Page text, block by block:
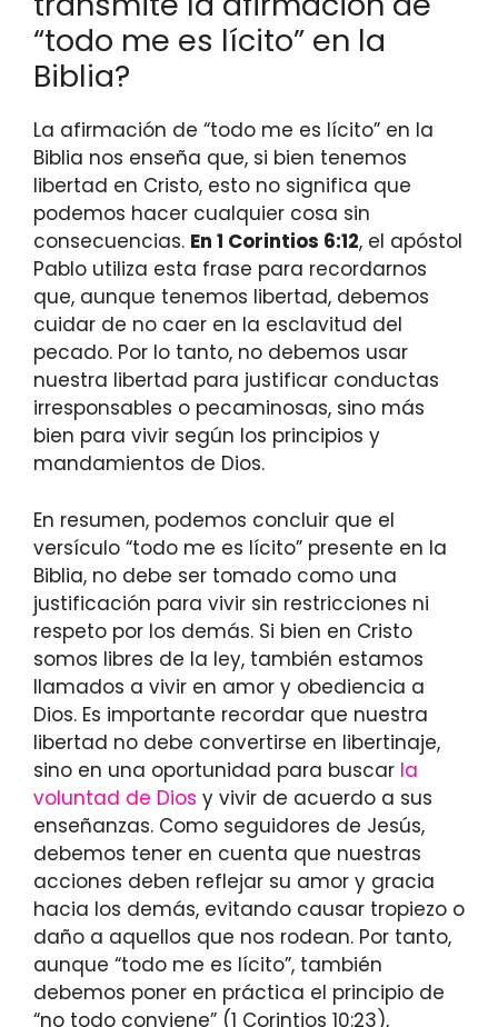
“todo me es lícito” en la
Biblia?
La afirmación de “todo me es lícito” en la
Biblia nos enseña que, si bien tenemos
libertad en Cristo, esto no significa que
podemos hacer cualquier cosa sin
consecuencias. En 1 Corintios 6:12, el apóstol
Pablo utiliza esta frase para recordarnos
que, aunque tenemos libertad, debemos
cuidar de no caer en la esclavitud del
pecado. Por lo tanto, no debemos usar
nuestra libertad para justificar conductas
irresponsables o pecaminosas, sino más
bien para vivir según los principios y
mandamientos de Dios.
En resumen, podemos concluir que el
versículo “todo me es lícito” presente en la
Biblia, no debe ser tomado como una
justificación para vivir sin restricciones ni
respeto por los demás. Si bien en Cristo
somos libres de la ley, también estamos
llamados a vivir en amor y obediencia a
Dios. Es importante recordar que nuestra
libertad no debe convertirse en libertinaje,
sino en una oportunidad para buscar la
voluntad de Dios y vivir de acuerdo a sus
enseñanzas. Como seguidores de Jesús,
debemos tener en cuenta que nuestras
acciones deben reflejar su amor y gracia
hacia los demás, evitando causar tropiezo o
daño a aquellos que nos rodean. Por tanto,
aunque “todo me es lícito”, también
debemos poner en práctica el principio de
“no todo conviene” (1 Corintios 10:23),